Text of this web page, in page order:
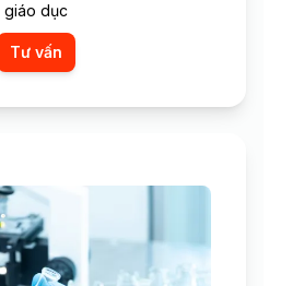
giáo dục
Tư vấn